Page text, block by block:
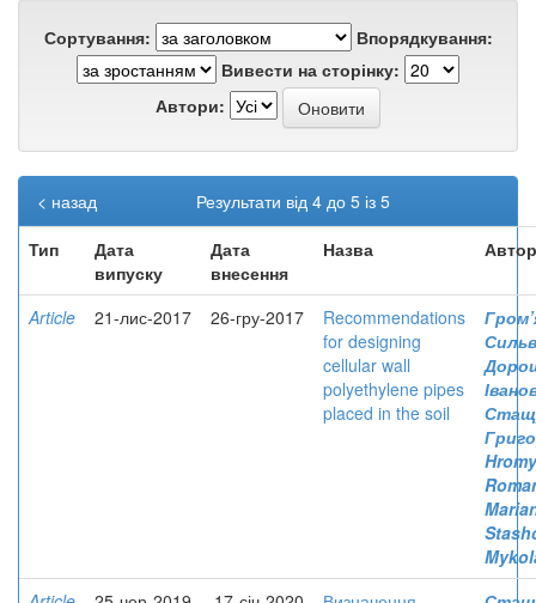
Сортування:
Впорядкування:
Вивести на сторінку:
Автори:
Результати від 4 до 5 із 5
< назад
Тип
Дата
випуску
Дата
внесення
Назва
Article 21-лис-2017 26-гру-2017
Recommendations
for designing
cellular wall
polyethylene pipes
placed in the soil